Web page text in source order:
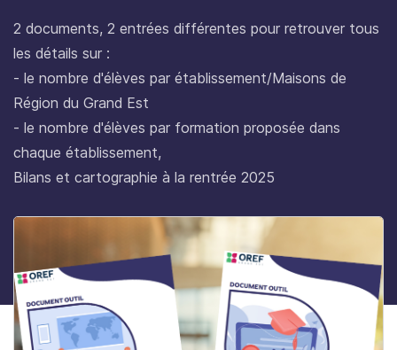
2 documents, 2 entrées différentes pour retrouver tous
les détails sur :
- le nombre d'élèves par établissement/Maisons de
Région du Grand Est
- le nombre d'élèves par formation proposée dans
chaque établissement,
Bilans et cartographie à la rentrée 2025